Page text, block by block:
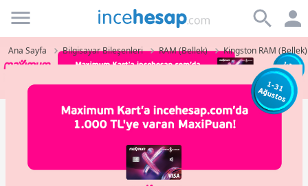
Incehesap
Ana Sayfa Bilgisayar Bileşenleri RAM (Bellek) Kingston RAM (Bellek)